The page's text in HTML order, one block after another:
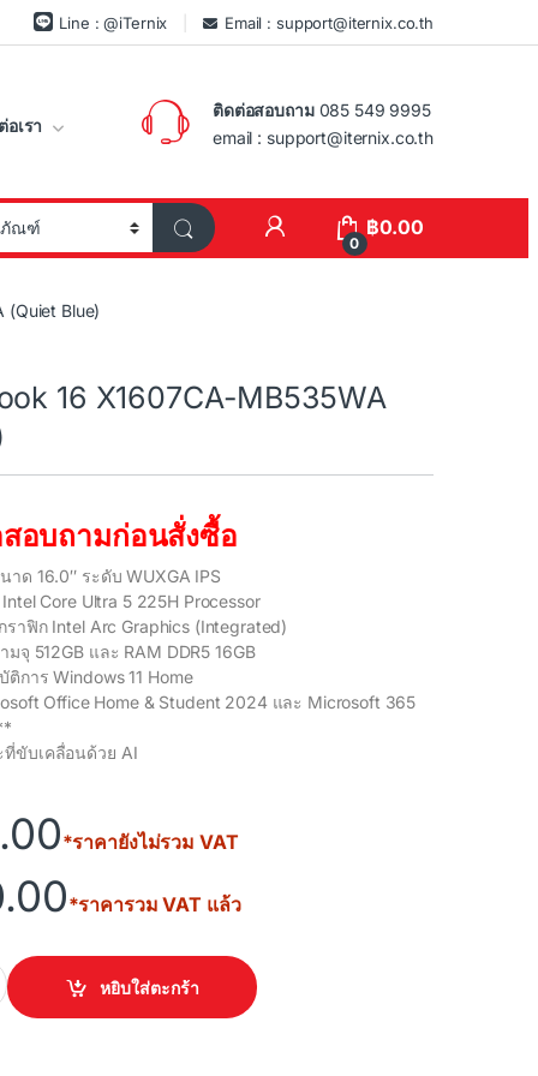
Line : @iTernix Email : support@iternix.co.th
อเรา
ติดต่อสอบถาม085 549 9995
email : support@iternix.co.th
0
฿0.00
(Quiet Blue)
16 X1607CA-MB535WA
อบถามก่อนสั่งซื้อ
ด 16.0″ ระดับ WUXGA IPS
Core Ultra 5 225H Processor
าฟิก Intel Arc Graphics (Integrated)
จุ 512GB และ RAM DDR5 16GB
การ Windows 11 Home
Office Home & Student 2024 และ Microsoft 365
ขับเคลื่อนด้วย AI
*ราคายังไม่รวม VAT
*ราคารวม VAT แล้ว
MB535WA (Quiet Blue) quantity
หยิบใส่ตะกร้า